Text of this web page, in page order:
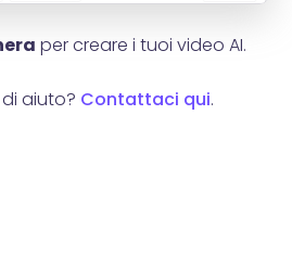
per creare i tuoi video AI.
aiuto? Contattaci qui.